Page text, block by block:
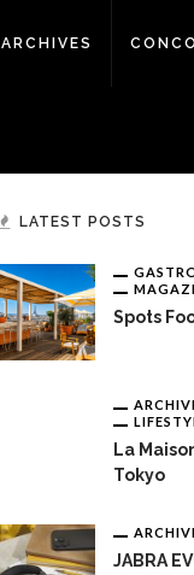
ARCHIVES
LATEST POSTS
Spots
La
Tokyo
JABRA